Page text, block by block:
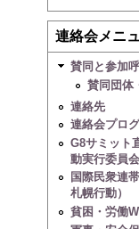
連絡会メニ
賛同と参加
賛同団体
連絡先
連絡会プロ
G8サミット
動実行委員会
国際民衆連
札幌行動）
貧困・労働